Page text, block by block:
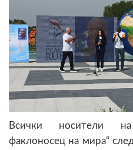
Всички носители
факлоносец на мира“